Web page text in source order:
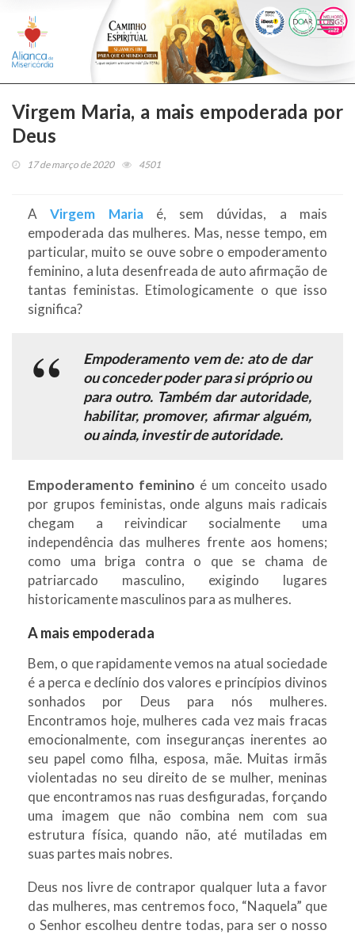
Virgem Maria, a mais empoderada por
Deus
17 de março de 2020 4501
AVirgem Mariaé, sem dúvidas, a mais
empoderada das mulheres. Mas, nesse tempo, em
particular, muito se ouve sobre o empoderamento
feminino, a luta desenfreada de auto afirmação de
tantas feministas. Etimologicamente o que isso
significa?
Empoderamento vem de: ato de dar
ou conceder poder para si próprio ou
para outro. Também dar autoridade,
habilitar, promover, afirmar alguém,
ou ainda, investir de autoridade.
Empoderamento feminino é um conceito usado
por grupos feministas, onde alguns mais radicais
chegam a reivindicar socialmente uma
independência das mulheres frente aos homens;
como uma briga contra o que se chama de
patriarcado masculino, exigindo lugares
historicamente masculinos para as mulheres.
A mais empoderada
Bem, o que rapidamente vemos na atual sociedade
é a perca e declínio dos valores e princípios divinos
sonhados por Deus para nós mulheres.
Encontramos hoje, mulheres cada vez mais fracas
emocionalmente, com inseguranças inerentes ao
seu papel como filha, esposa, mãe. Muitas irmãs
violentadas no seu direito de se mulher, meninas
que encontramos nas ruas desfiguradas, forçando
uma imagem que não combina nem com sua
estrutura física, quando não, até mutiladas em
suas partes mais nobres.
Deus nos livre de contrapor qualquer luta a favor
das mulheres, mas centremos foco, “Naquela” que
o Senhor escolheu dentre todas, para ser o nosso